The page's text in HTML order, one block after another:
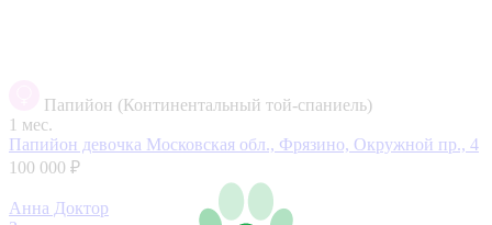
Папийон (Континентальный той-спаниель)
1 мес.
Папийон девочка Московская обл., Фрязино, Окружной пр., 4
100 000 ₽
Анна Доктор